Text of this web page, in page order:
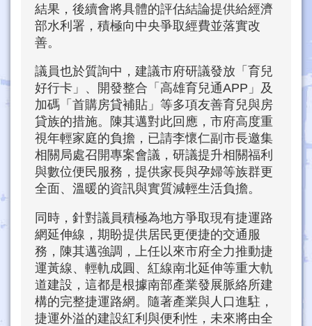
結果，後續會將具體的評估結論提供給經濟
部水利署，積極向中央爭取經費並落實改
善。
議員也於質詢中，建議市府研議發放「育兒
好行卡」、開發整合「高雄育兒通APP」及
加碼「首購房貸補貼」等多項友善育兒與房
貸族的措施。陳其邁對此回應，市府高度重
視年輕家庭的負擔，已請李懷仁副市長邀集
相關局處召開專案會議，研議提升相關福利
與數位便民服務，提供家長與孕婦等族群更
全面、溫暖的資訊與實質減輕生活負擔。
同時，針對議員積極為地方爭取現有捷運路
網延伸線，期盼提供居民更便捷的交通服
務，陳其邁強調，上任以來市府全力推動捷
運黃線、輕軌成圓、紅線南北延伸等重大軌
道建設，這都是根據南部產業發展脈絡所建
構的完整捷運路網。隨著產業與人口進駐，
捷運外溢的建設紅利與便利性，未來將由全